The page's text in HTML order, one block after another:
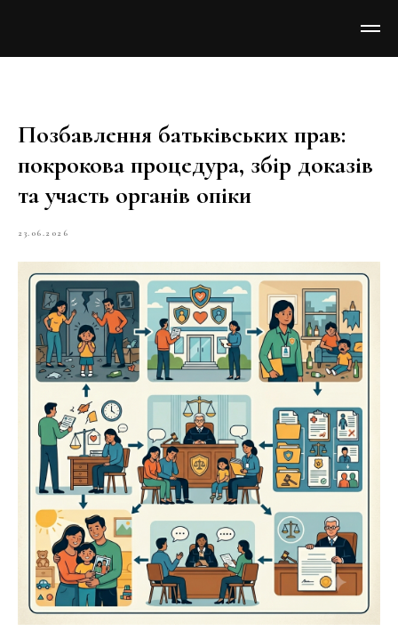
Позбавлення батьківських прав:
покрокова процедура, збір доказів
та участь органів опіки
23.06.2026